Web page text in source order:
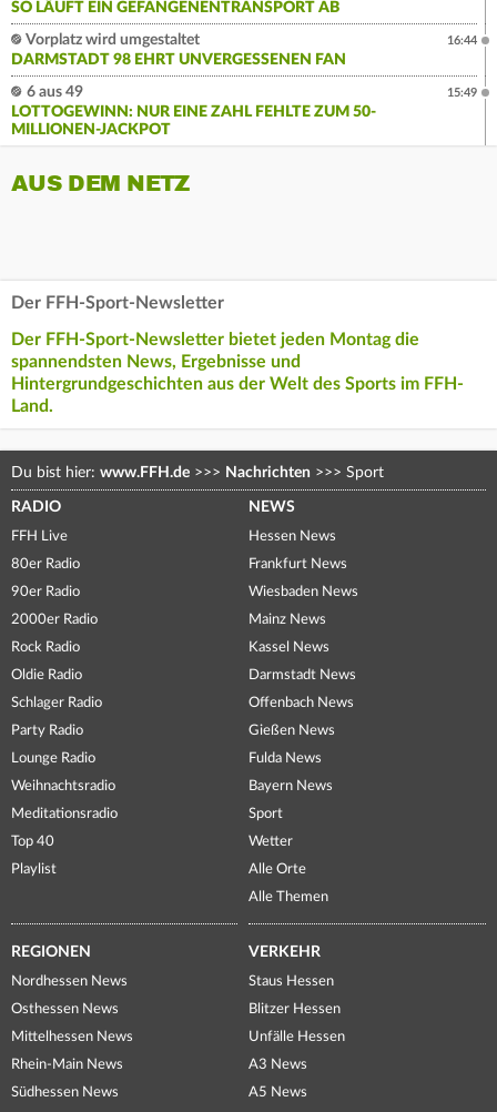
SO LÄUFT EIN GEFANGENENTRANSPORT AB
Vorplatz wird umgestaltet
DARMSTADT 98 EHRT UNVERGESSENEN FAN
16:44
6 aus 49
LOTTOGEWINN: NUR EINE ZAHL FEHLTE ZUM 50-
MILLIONEN-JACKPOT
15:49
AUS DEM NETZ
Der FFH-Sport-Newsletter
Der FFH-Sport-Newsletter bietet jeden Montag die
spannendsten News, Ergebnisse und
Hintergrundgeschichten aus der Welt des Sports im FFH-
Land.
Du bist hier: www.FFH.de >>> Nachrichten >>> Sport
RADIO
FFH Live
80er Radio
90er Radio
2000er Radio
Rock Radio
Oldie Radio
Schlager Radio
Party Radio
Lounge Radio
Weihnachtsradio
Meditationsradio
Top 40
Playlist
NEWS
Hessen News
Frankfurt News
Wiesbaden News
Mainz News
Kassel News
Darmstadt News
Offenbach News
Gießen News
Fulda News
Bayern News
Sport
Wetter
Alle Orte
Alle Themen
REGIONEN
Nordhessen News
Osthessen News
Mittelhessen News
Rhein-Main News
Südhessen News
VERKEHR
Staus Hessen
Blitzer Hessen
Unfälle Hessen
A3 News
A5 News